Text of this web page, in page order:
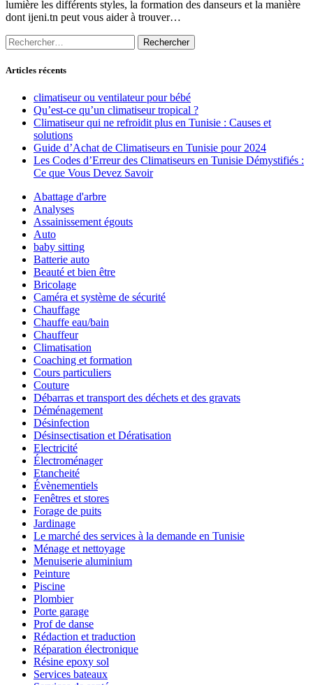
lumière les différents styles, la formation des danseurs et la manière
dont ijeni.tn peut vous aider à trouver…
Rechercher :
Articles récents
climatiseur ou ventilateur pour bébé
Qu’est-ce qu’un climatiseur tropical ?
Climatiseur qui ne refroidit plus en Tunisie : Causes et
solutions
Guide d’Achat de Climatiseurs en Tunisie pour 2024
Les Codes d’Erreur des Climatiseurs en Tunisie Démystifiés :
Ce que Vous Devez Savoir
Abattage d'arbre
Analyses
Assainissement égouts
Auto
baby sitting
Batterie auto
Beauté et bien être
Bricolage
Caméra et système de sécurité
Chauffage
Chauffe eau/bain
Chauffeur
Climatisation
Coaching et formation
Cours particuliers
Couture
Débarras et transport des déchets et des gravats
Déménagement
Désinfection
Désinsectisation et Dératisation
Electricité
Électroménager
Etancheité
Évènementiels
Fenêtres et stores
Forage de puits
Jardinage
Le marché des services à la demande en Tunisie
Ménage et nettoyage
Menuiserie aluminium
Peinture
Piscine
Plombier
Porte garage
Prof de danse
Rédaction et traduction
Réparation électronique
Résine epoxy sol
Services bateaux